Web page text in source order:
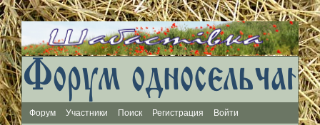
Форум Участники Поиск Регистрация Войти